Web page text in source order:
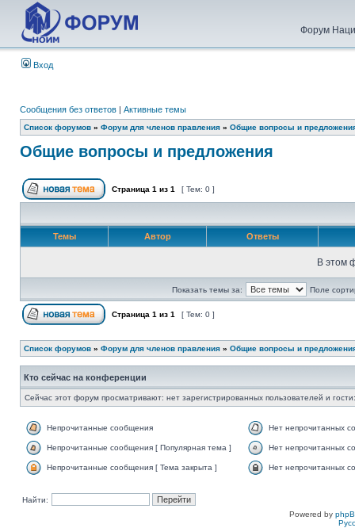
Форум
Вход
Сообщения без ответов | Активные темы
Список форумов » Форум для членов правления » Общие вопросы и
Общие вопросы и предложения
Страница 1 из 1 [ Тем: 0 ]
Темы Автор Ответы
В этом
Показать темы за: Поле
Страница 1 из 1 [ Тем: 0 ]
Список форумов » Форум для членов правления » Общие вопросы и
Кто сейчас на конференции
Сейчас этот форум просматривают: нет зарегистрированных пользователей и
Непрочитанные сообщения Нет непрочитанных
Непрочитанные сообщения [ Популярная тема ] Нет непрочитанных
Непрочитанные сообщения [ Тема закрыта ] Нет непрочитанных
Найти:
Powered by